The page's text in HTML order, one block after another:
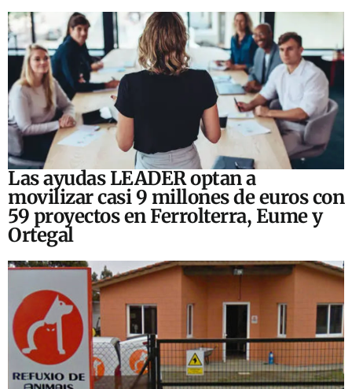
Las ayudas LEADER optan a
movilizar casi 9 millones de euros con
59 proyectos en Ferrolterra, Eume y
Ortegal